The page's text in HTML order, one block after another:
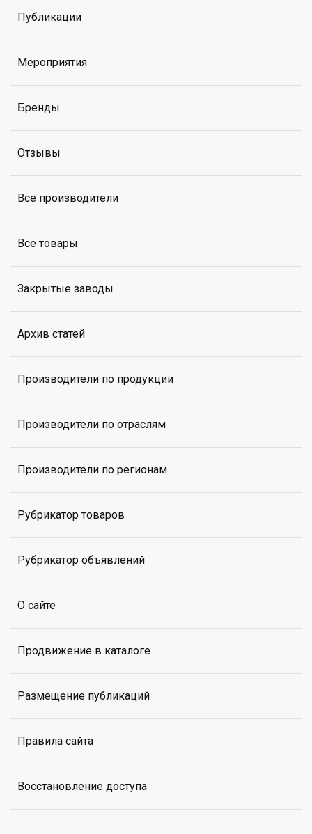
Публикации
Мероприятия
Бренды
Отзывы
Все производители
Все товары
Закрытые заводы
Архив статей
Производители по продукции
Производители по отраслям
Производители по регионам
Рубрикатор товаров
Рубрикатор объявлений
О сайте
Продвижение в каталоге
Размещение публикаций
Правила сайта
Восстановление доступа